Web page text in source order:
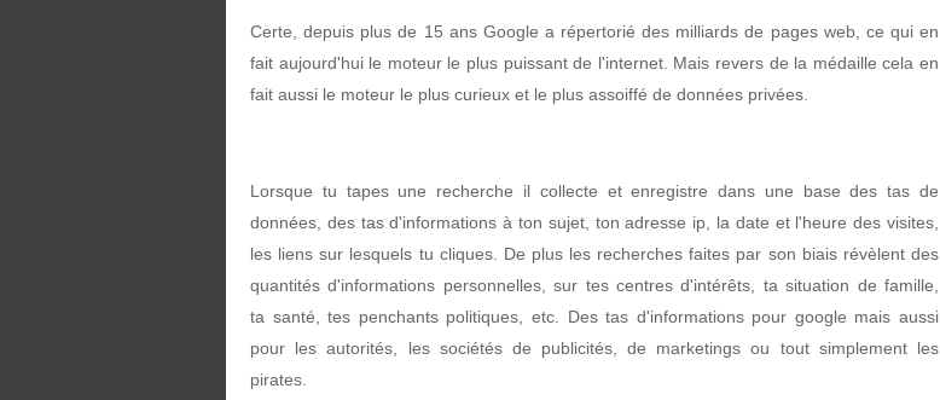
Certe, depuis plus de 15 ans Google a répertorié des milliards de pages web, ce qui en
fait aujourd'hui le moteur le plus puissant de l'internet. Mais revers de la médaille cela en
fait aussi le moteur le plus curieux et le plus assoiffé de données privées.
Lorsque tu tapes une recherche il collecte et enregistre dans une base des tas de
données, des tas d'informations à ton sujet, ton adresse ip, la date et l'heure des visites,
les liens sur lesquels tu cliques. De plus les recherches faites par son biais révèlent des
quantités d'informations personnelles, sur tes centres d'intérêts, ta situation de famille,
ta santé, tes penchants politiques, etc. Des tas d'informations pour google mais aussi
pour les autorités, les sociétés de publicités, de marketings ou tout simplement les
pirates.